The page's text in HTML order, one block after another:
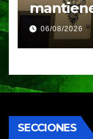
seguir
06/08/2026
SECCIONES